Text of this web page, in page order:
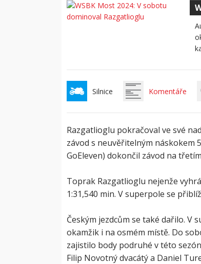
Silnice Komentáře
Razgatlioglu pokračoval ve své
závod s neuvěřitelným náskokem
GoEleven) dokončil závod na
Toprak Razgatlioglu nejenže
1:31,540 min. V superpole se
Českým jezdcům se také dařilo. V
okamžik i na osmém místě. Do
zajistilo body podruhé v této
Filip Novotný dvacátý a Daniel